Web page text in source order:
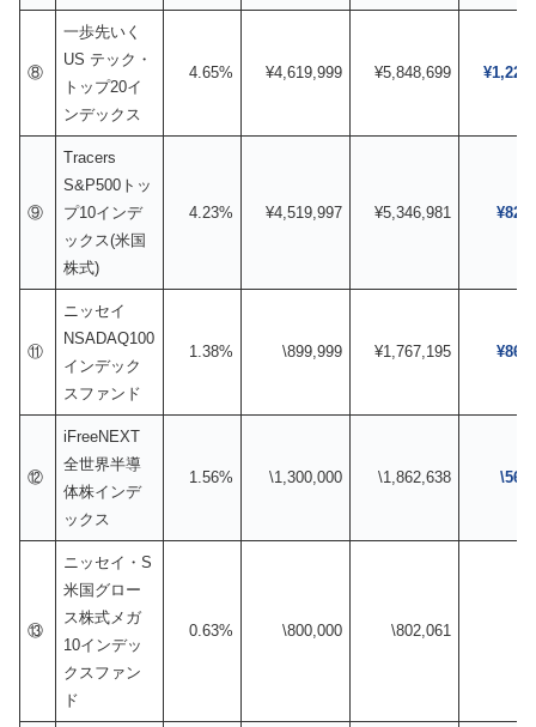
⑧
一歩先いく
US テック・
トップ20イ
ンデックス
4.65% ¥4,619,999 ¥5,848,699
⑨
Tracers
S&P500トッ
プ10インデ
ックス(米国
株式)
4.23% ¥4,519,997 ¥5,346,981
⑪
ニッセイ
NSADAQ100
インデック
スファンド
1.38% \899,999 ¥1,767,195
⑫
iFreeNEXT
全世界半導
体株インデ
ックス
1.56% \1,300,000 \1,862,638
⑬
ニッセイ・S
米国グロー
ス株式メガ
10インデッ
クスファン
ド
0.63% \800,000 \802,061